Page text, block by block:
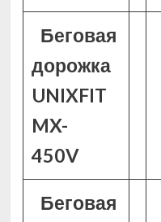
Беговая
дорожка
UNIXFIT
MX-
450V
Беговая